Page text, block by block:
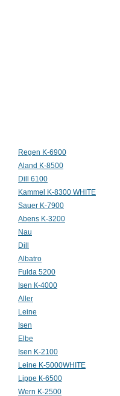
Regen K-6900
Aland K-8500
Dill 6100
Kammel K-8300 WHITE
Sauer K-7900
Abens K-3200
Nau
Dill
Albatro
Fulda 5200
Isen К-4000
Aller
Leine
Isen
Elbе
Isen K-2100
Leine K-5000WHITE
Lippe К-6500
Wern K-2500